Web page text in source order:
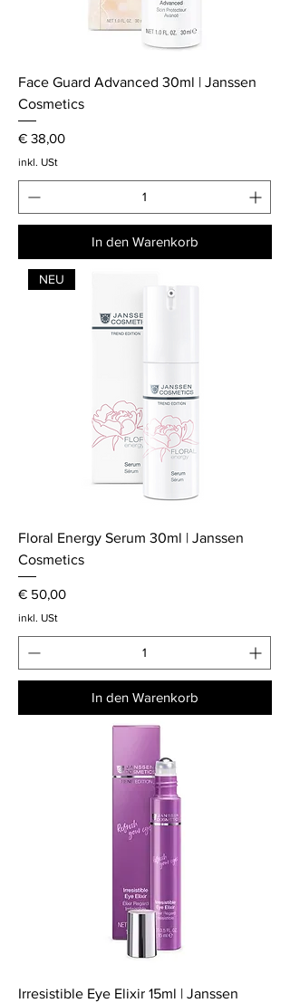
Face Guard Advanced 30ml | Janssen
Cosmetics
Preis
€ 38,00
inkl. USt
In den Warenkorb
NEU
Floral Energy Serum 30ml | Janssen
Cosmetics
Preis
€ 50,00
inkl. USt
In den Warenkorb
Irresistible Eye Elixir 15ml | Janssen